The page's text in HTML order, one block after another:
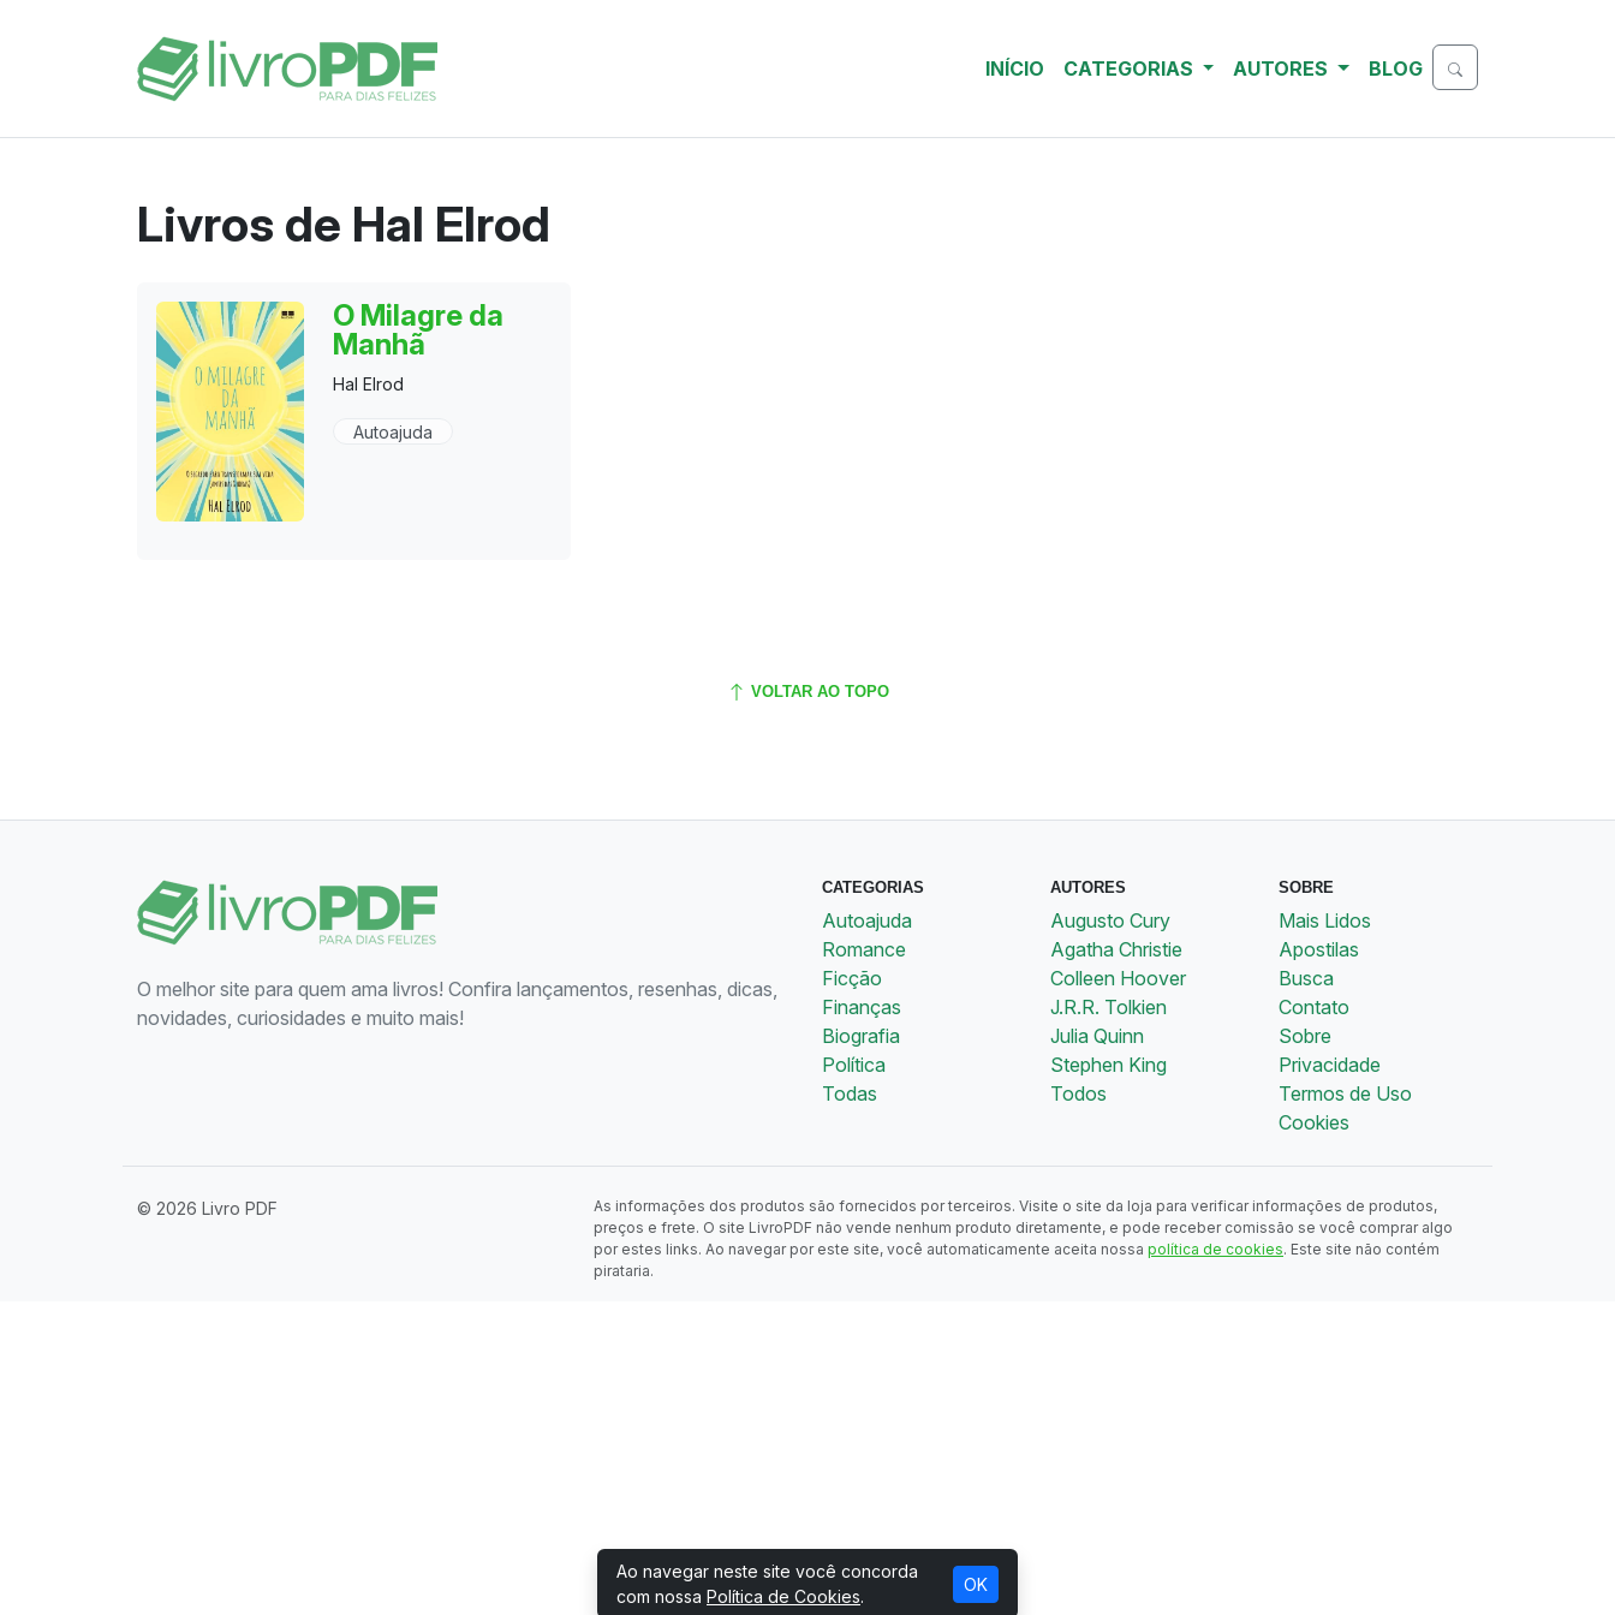
INÍCIO CATEGORIAS AUTORES BLOG
Livros de Hal Elrod
O Milagre da
Manhã
Hal Elrod
Autoajuda
VOLTAR AO TOPO
O melhor site para quem ama livros! Confira lançamentos, resenhas, dicas,
novidades, curiosidades e muito mais!
CATEGORIAS
Autoajuda
Romance
Ficção
Finanças
Biografia
Política
Todas
AUTORES
Augusto Cury
Agatha Christie
Colleen Hoover
J.R.R. Tolkien
Julia Quinn
Stephen King
Todos
SOBRE
Mais Lidos
Apostilas
Busca
Contato
Sobre
Privacidade
Termos de Uso
Cookies
© 2026 Livro PDF
As informações dos produtos são fornecidos por terceiros. Visite o site da loja para verificar informações de produtos,
preços e frete. O site LivroPDF não vende nenhum produto diretamente, e pode receber comissão se você comprar algo
por estes links. Ao navegar por este site, você automaticamente aceita nossa política de cookies. Este site não contém
pirataria.
Ao navegar neste site você concorda
com nossa Política de Cookies.
OK